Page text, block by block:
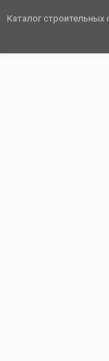
Каталог строительных